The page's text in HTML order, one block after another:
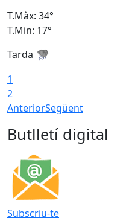
T.Màx: 34°
T.Min: 17°
Tarda
1
2
AnteriorSegüent
Butlletí digital
Subscriu-te